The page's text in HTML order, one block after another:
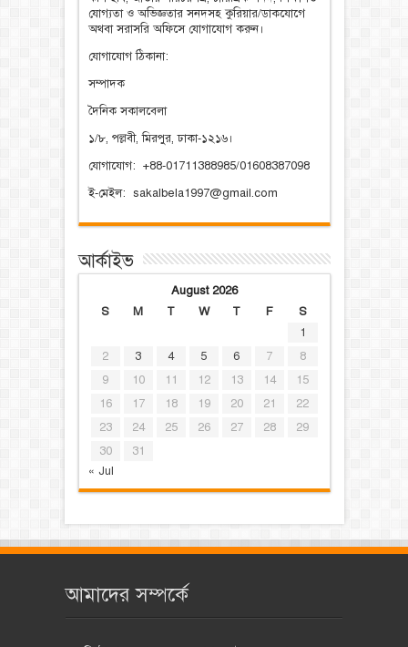
যোগ্যতা ও অভিজ্ঞতার সনদসহ কুরিয়ার/ডাকযোগে
অথবা সরাসরি অফিসে যোগাযোগ করুন।
যোগাযোগ ঠিকানা:
সম্পাদক
দৈনিক সকালবেলা
১/৮, পল্লবী, মিরপুর, ঢাকা-১২১৬।
যোগাযোগ: +88-01711388985/01608387098
ই-মেইল: sakalbela1997@gmail.com
আর্কাইভ
August 2026
S
M T W T F
S
1
2
3 4 5 6 7
8
9
10 11 12 13 14
15
16
17 18 19 20 21
22
23
24 25 26 27 28
29
30
31
« Jul
আমাদের সম্পর্কে